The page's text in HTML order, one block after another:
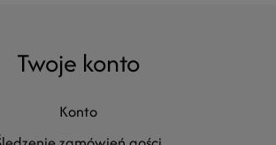
Twoje konto
konto